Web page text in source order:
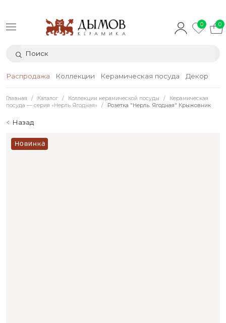
0 0
Распродажа Коллекции Керамическая посуда Декор
Главная Каталог Коллекции керамической посуды
Керамическая
посуда — серия «Нерль Ягодная»
Розетка "Нерль. Ягодная" Крыжовник
Назад
Новинка